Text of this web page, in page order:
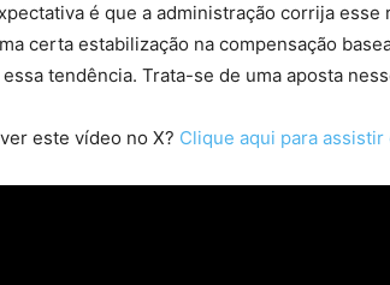
é que a administração corrija
certa estabilização na compensação
tendência. Trata-se de uma aposta
este vídeo no X? Clique aqui para assistir